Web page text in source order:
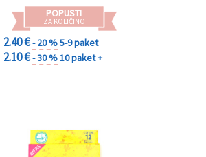
POPUSTI
ZA KOLIČINO
2.40 €- 20 %5-9 paket
2.10 €- 30 %10 paket +